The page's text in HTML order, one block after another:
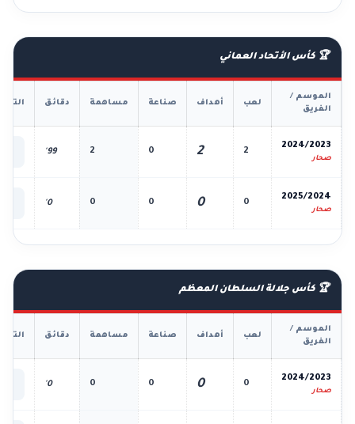
🏆 كأس الأتحاد العماني
الموسم /
الفريق
لعب أهداف صناعة مساهمة دقائق
2024/2023
صحار
2
2
0
2
99'
2025/2024
صحار
0
0
0
0
0'
🏆 كأس جلالة السلطان المعظم
الموسم /
الفريق
لعب أهداف صناعة مساهمة دقائق
2024/2023
صحار
0
0
0
0
0'